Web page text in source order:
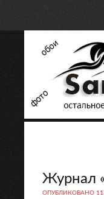
Журнал
ОПУБЛИКОВАНО